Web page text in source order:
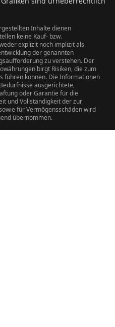
Inhalte dienen
keine Kauf- bzw.
explizit noch implizit als
der genannten
zu verstehen. Der
birgt Risiken, die zum
führen können. Die Informationen
ausgerichtete,
oder Garantie für die
und Vollständigkeit der zur
für Vermögensschäden wird
übernommen.